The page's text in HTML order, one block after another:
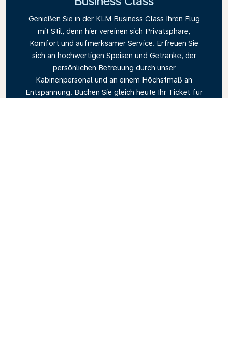
Genießen Sie in der KLM Business Class Ihren Flug
mit Stil, denn hier vereinen sich Privatsphäre,
Komfort und aufmerksamer Service. Erfreuen Sie
sich an hochwertigen Speisen und Getränke, der
persönlichen Betreuung durch unser
Kabinenpersonal und an einem Höchstmaß an
Entspannung. Buchen Sie gleich heute Ihr Ticket für